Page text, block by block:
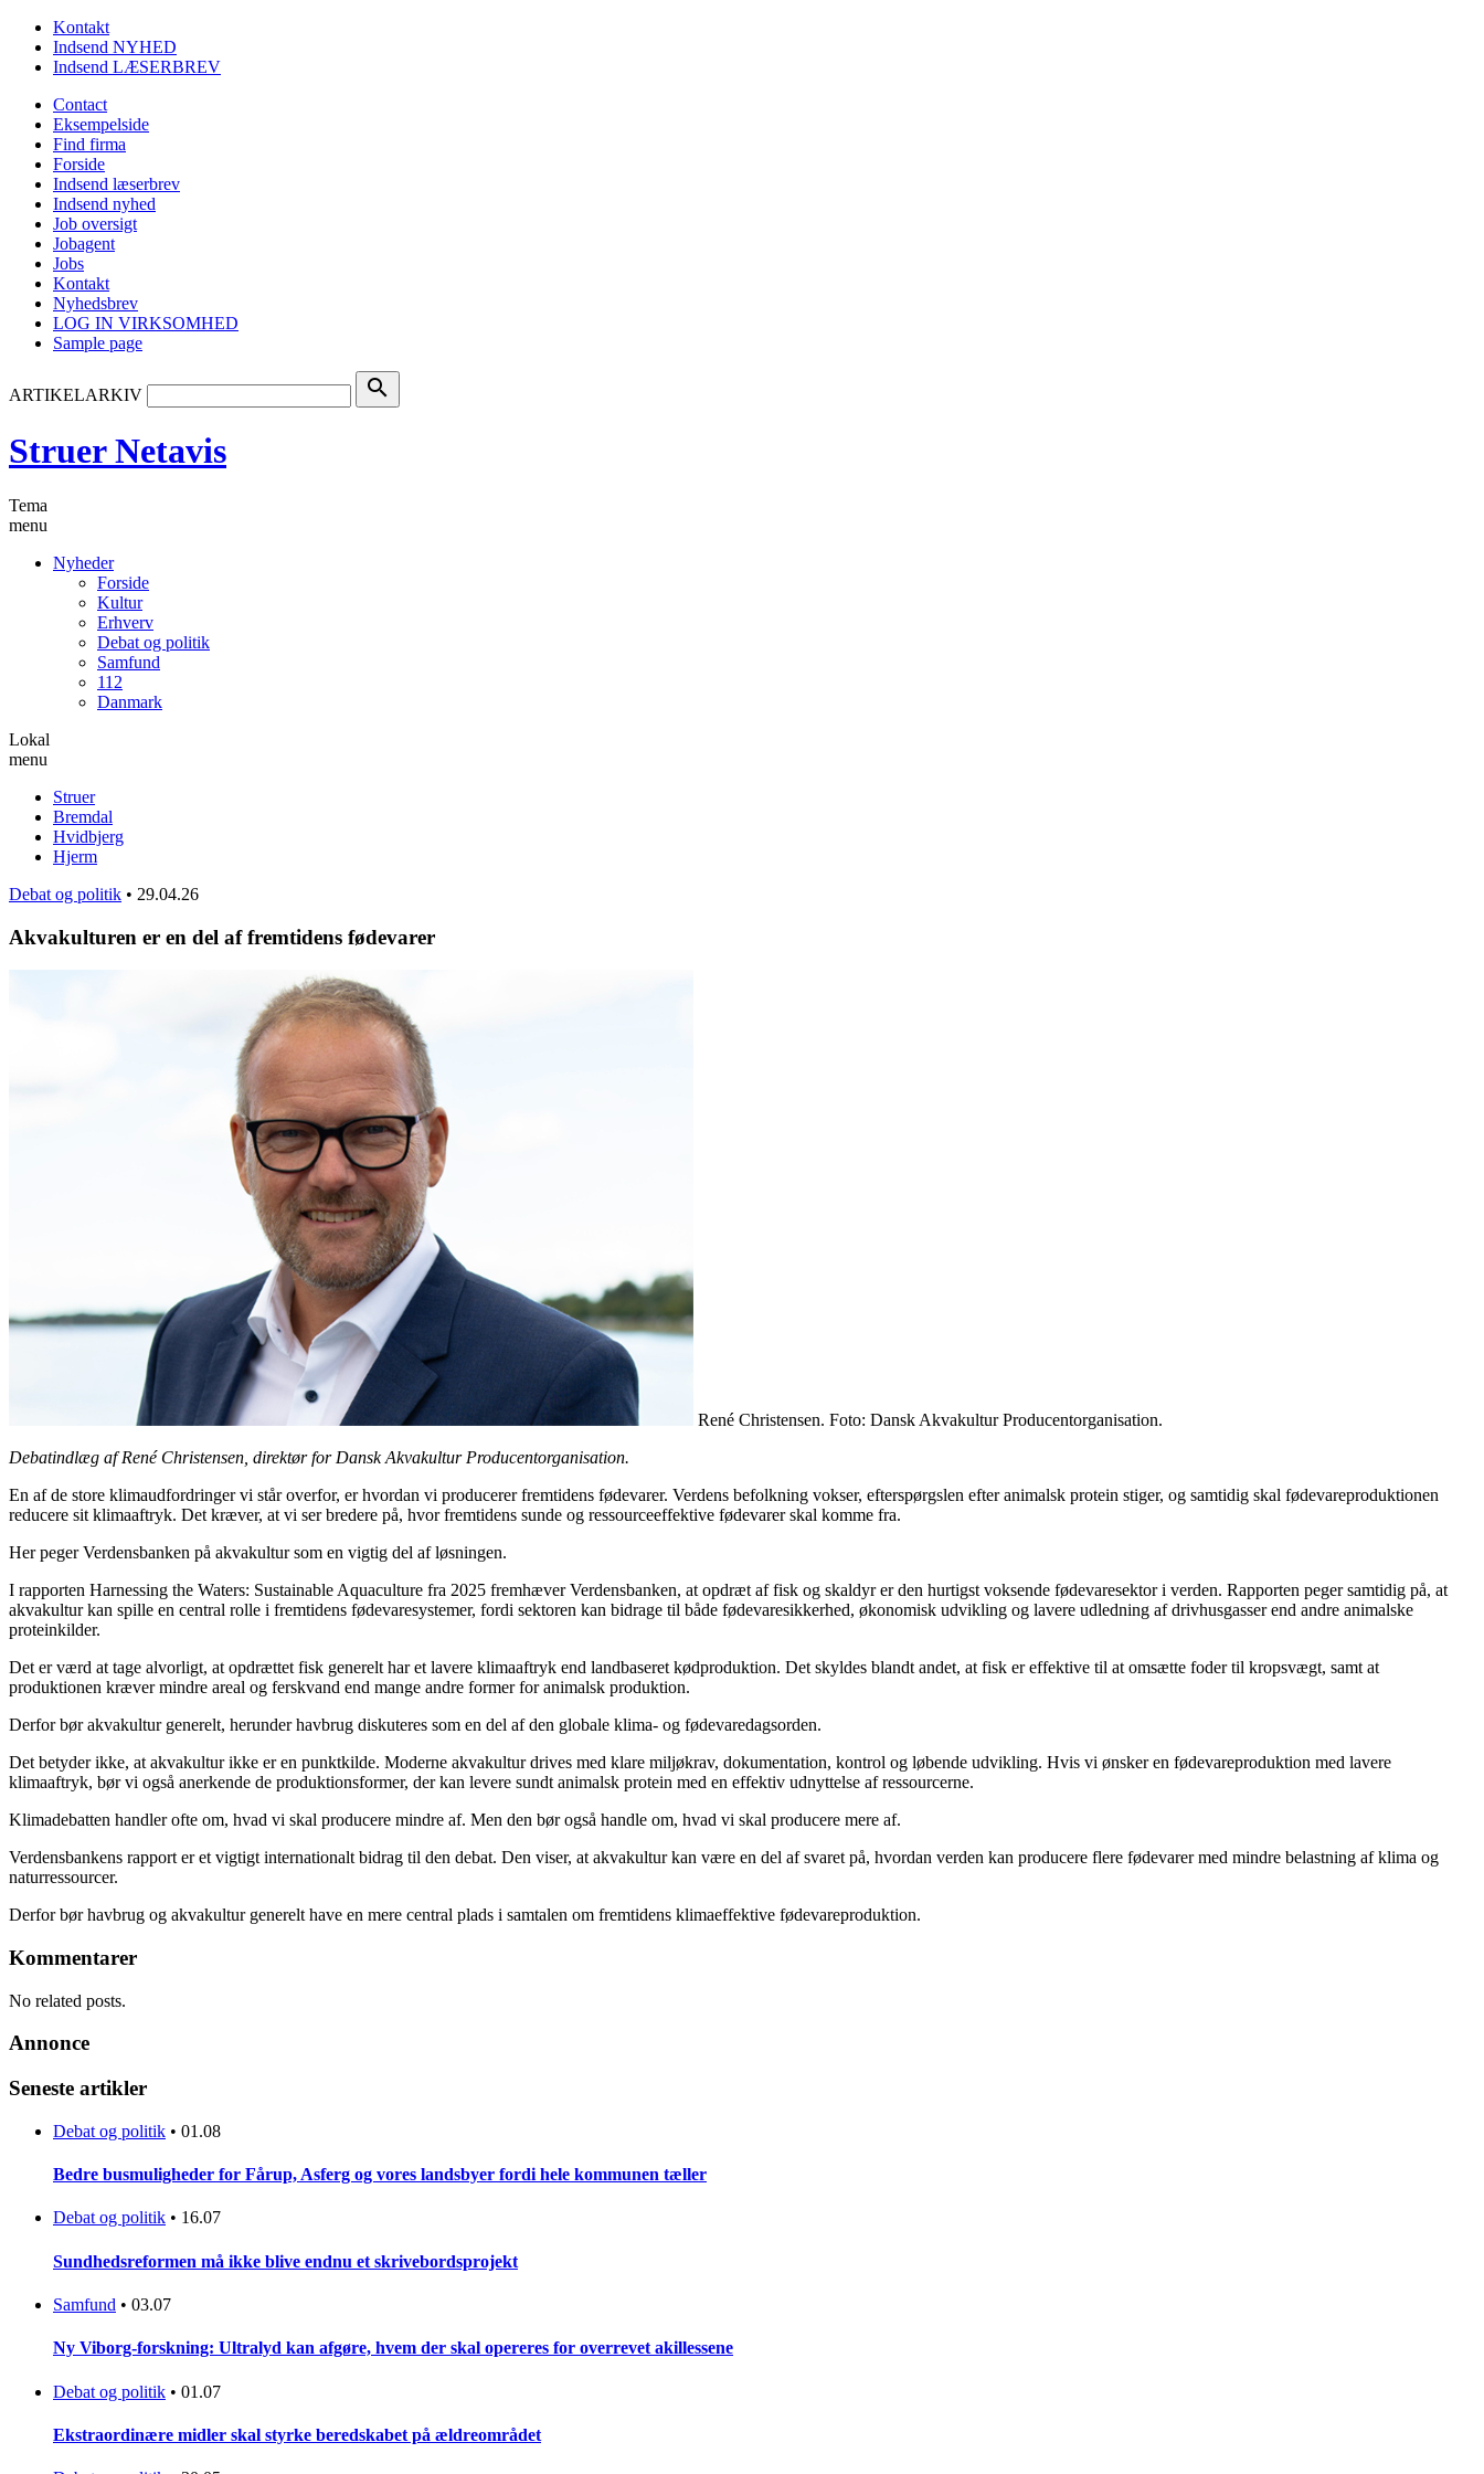
Kontakt
Indsend NYHED
Indsend LÆSERBREV
Contact
Eksempelside
Find firma
Forside
Indsend læserbrev
Indsend nyhed
Job oversigt
Jobagent
Jobs
Kontakt
Nyhedsbrev
LOG IN VIRKSOMHED
Sample page
ARTIKELARKIV search
Struer Netavis
Tema
menu
Nyheder
Forside
Kultur
Erhverv
Debat og politik
Samfund
112
Danmark
Lokal
menu
Struer
Bremdal
Hvidbjerg
Hjerm
Debat og politik • 29.04.26
Akvakulturen er en del af fremtidens fødevarer
René Christensen. Foto: Dansk Akvakultur Producentorganisation.
Debatindlæg af René Christensen, direktør for Dansk Akvakultur Producentorganisation.
En af de store klimaudfordringer vi står overfor, er hvordan vi producerer fremtidens fødevarer. Verdens befolkning vokser, efterspørgslen efter animalsk protein stiger, og samtidig skal fødevareproduktionen
reducere sit klimaaftryk. Det kræver, at vi ser bredere på, hvor fremtidens sunde og ressourceeffektive fødevarer skal komme fra.
Her peger Verdensbanken på akvakultur som en vigtig del af løsningen.
I rapporten Harnessing the Waters: Sustainable Aquaculture fra 2025 fremhæver Verdensbanken, at opdræt af fisk og skaldyr er den hurtigst voksende fødevaresektor i verden. Rapporten peger samtidig på, at
akvakultur kan spille en central rolle i fremtidens fødevaresystemer, fordi sektoren kan bidrage til både fødevaresikkerhed, økonomisk udvikling og lavere udledning af drivhusgasser end andre animalske
proteinkilder.
Det er værd at tage alvorligt, at opdrættet fisk generelt har et lavere klimaaftryk end landbaseret kødproduktion. Det skyldes blandt andet, at fisk er effektive til at omsætte foder til kropsvægt, samt at
produktionen kræver mindre areal og ferskvand end mange andre former for animalsk produktion.
Derfor bør akvakultur generelt, herunder havbrug diskuteres som en del af den globale klima- og fødevaredagsorden.
Det betyder ikke, at akvakultur ikke er en punktkilde. Moderne akvakultur drives med klare miljøkrav, dokumentation, kontrol og løbende udvikling. Hvis vi ønsker en fødevareproduktion med lavere
klimaaftryk, bør vi også anerkende de produktionsformer, der kan levere sundt animalsk protein med en effektiv udnyttelse af ressourcerne.
Klimadebatten handler ofte om, hvad vi skal producere mindre af. Men den bør også handle om, hvad vi skal producere mere af.
Verdensbankens rapport er et vigtigt internationalt bidrag til den debat. Den viser, at akvakultur kan være en del af svaret på, hvordan verden kan producere flere fødevarer med mindre belastning af klima og
naturressourcer.
Derfor bør havbrug og akvakultur generelt have en mere central plads i samtalen om fremtidens klimaeffektive fødevareproduktion.
Kommentarer
No related posts.
Annonce
Seneste artikler
Debat og politik • 01.08
Bedre busmuligheder for Fårup, Asferg og vores landsbyer fordi hele kommunen tæller
Debat og politik • 16.07
Sundhedsreformen må ikke blive endnu et skrivebordsprojekt
Samfund • 03.07
Ny Viborg-forskning: Ultralyd kan afgøre, hvem der skal opereres for overrevet akillessene
Debat og politik • 01.07
Ekstraordinære midler skal styrke beredskabet på ældreområdet